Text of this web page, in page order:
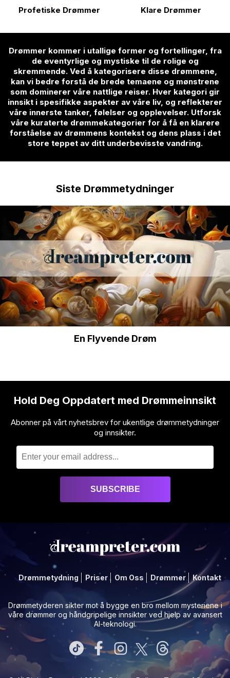
Profetiske Drømmer Klare Drømmer
Drømmer kommer i utallige former og fortellinger, fra
de eventyrlige og mystiske til de rolige og
skremmende. Ved å kategorisere disse drømmene,
kan vi bedre forstå de brede temaene og mønstrene
som dominerer våre nattlige reiser. Hver kategori gir
innsikt i spesifikke aspekter av våre liv, og reflekterer
våre innerste tanker, følelser og opplevelser. Utforsk
våre kuraterte drømmekategorier for å få en klarere
forståelse av drømmens kontekst og dens plass i det
store teppet av ditt underbevisste vandring.
Siste Drømmetydninger
En Flyvende Drøm
Hold Deg Oppdatert med Drømmeinnsikt
Abonner på vårt nyhetsbrev for ukentlige drømmetydninger
og innsikter.
Drømmetydning Priser Om Oss Drømmer Kontakt
Drømmetyderen sikter mot å bygge en bro mellom mysteriene i
våre drømmer og håndgripelige innsikter ved hjelp av avansert
AI-teknologi.